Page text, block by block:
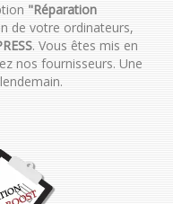
"Réparation
de votre ordinateurs,
. Vous êtes mis en
nos fournisseurs. Une